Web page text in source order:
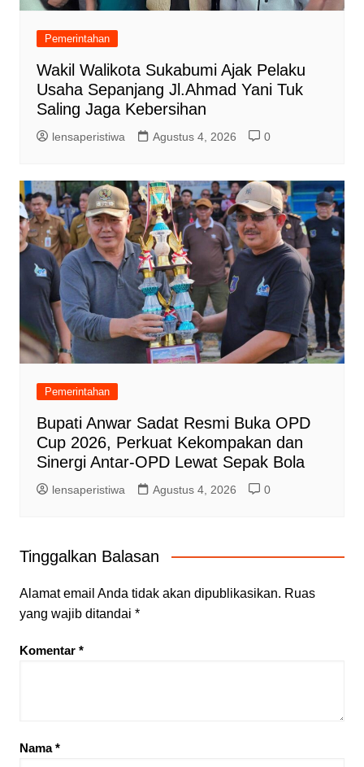
Pemerintahan
Wakil Walikota Sukabumi Ajak Pelaku
Usaha Sepanjang Jl.Ahmad Yani Tuk
Saling Jaga Kebersihan
lensaperistiwa Agustus 4, 2026 0
Pemerintahan
Bupati Anwar Sadat Resmi Buka OPD
Cup 2026, Perkuat Kekompakan dan
Sinergi Antar-OPD Lewat Sepak Bola
lensaperistiwa Agustus 4, 2026 0
Tinggalkan Balasan
Alamat email Anda tidak akan dipublikasikan. Ruas
yang wajib ditandai *
Komentar *
Nama*